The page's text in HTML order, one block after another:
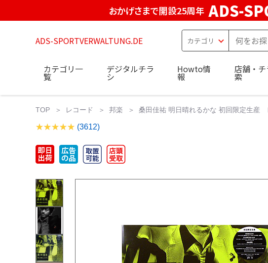
おかげさまで開設25周年 ADS-
ADS-SPORTVERWALTUNG.DE
カテゴリ一
覧
デジタルチラ
シ
Howto情
報
店舗・
索
TOP レコード 邦楽 桑田佳祐 明日晴れるかな 初回限定生産
(3612)